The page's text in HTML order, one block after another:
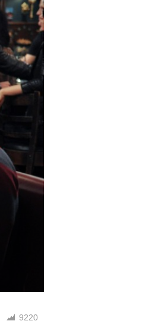
9220